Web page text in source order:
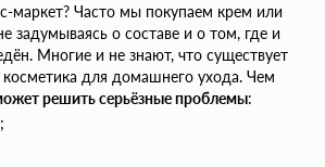
маркет? Часто мы покупаем крем или
задумываясь о составе и о том, где и
Многие и не знают, что существует
косметика для домашнего ухода. Чем
решить серьёзные проблемы: